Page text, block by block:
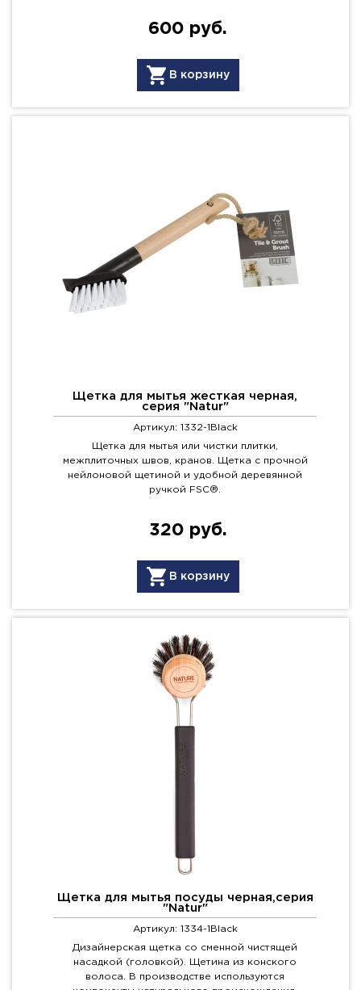
600 руб.
В корзину
Щетка для мытья жесткая черная,
серия "Natur"
Артикул: 1332-1Black
Щетка для мытья или чистки плитки,
межплиточных швов, кранов. Щетка с прочной
нейлоновой щетиной и удобной деревянной
ручкой FSC®.
320 руб.
В корзину
Щетка для мытья посуды черная,серия
"Natur"
Артикул: 1334-1Black
Дизайнерская щетка со сменной чистящей
насадкой (головкой). Щетина из конского
волоса. В производстве используются